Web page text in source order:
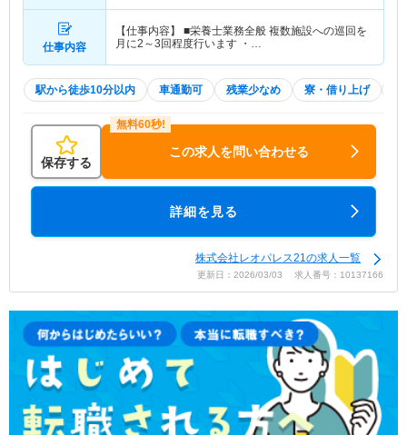
仕事内容
【仕事内容】 ■栄養士業務全般 複数施設への巡回を
月に2～3回程度行います ・…
駅から徒歩10分以内 車通勤可 残業少なめ 寮・借り上げ
保存する
この求人を問い合わせる
詳細を見る
株式会社レオパレス21の求人一覧
更新日：2026/03/03 求人番号：10137166